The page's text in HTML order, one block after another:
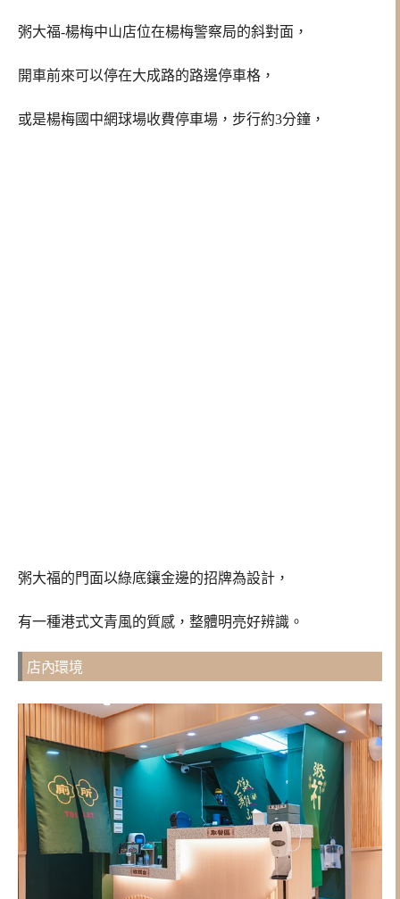
粥大福-楊梅中山店位在楊梅警察局的斜對面，
開車前來可以停在大成路的路邊停車格，
或是楊梅國中網球場收費停車場，步行約3分鐘，
粥大福的門面以綠底鑲金邊的招牌為設計，
有一種港式文青風的質感，整體明亮好辨識。
店內環境